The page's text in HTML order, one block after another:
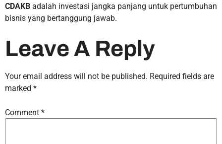
CDAKB adalah investasi jangka panjang untuk pertumbuhan
bisnis yang bertanggung jawab.
Leave A Reply
Your email address will not be published. Required fields are
marked *
Comment *